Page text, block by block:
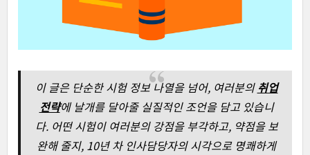
이 글은 단순한 시험 정보 나열을 넘어, 여러분의 취업
전략에 날개를 달아줄 실질적인 조언을 담고 있습니
다. 어떤 시험이 여러분의 강점을 부각하고, 약점을 보
완해 줄지, 10년 차 인사담당자의 시각으로 명쾌하게